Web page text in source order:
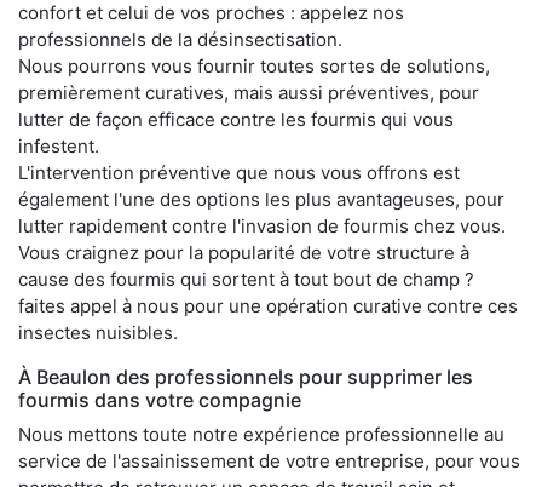
confort et celui de vos proches : appelez nos
professionnels de la désinsectisation.
Nous pourrons vous fournir toutes sortes de solutions,
premièrement curatives, mais aussi préventives, pour
lutter de façon efficace contre les fourmis qui vous
infestent.
L'intervention préventive que nous vous offrons est
également l'une des options les plus avantageuses, pour
lutter rapidement contre l'invasion de fourmis chez vous.
Vous craignez pour la popularité de votre structure à
cause des fourmis qui sortent à tout bout de champ ?
faites appel à nous pour une opération curative contre ces
insectes nuisibles.
À Beaulon des professionnels pour supprimer les
fourmis dans votre compagnie
Nous mettons toute notre expérience professionnelle au
service de l'assainissement de votre entreprise, pour vous